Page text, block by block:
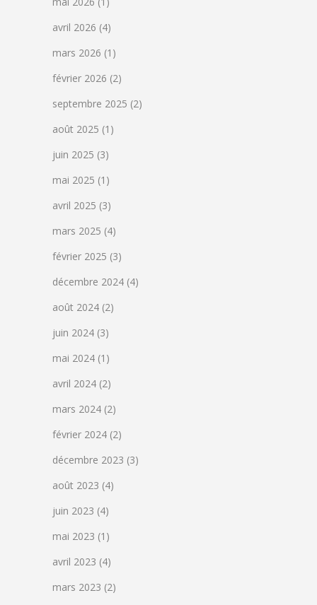
avril 2026 (4)
mars 2026 (1)
février 2026 (2)
septembre 2025 (2)
août 2025 (1)
juin 2025 (3)
mai 2025 (1)
avril 2025 (3)
mars 2025 (4)
février 2025 (3)
décembre 2024 (4)
août 2024 (2)
juin 2024 (3)
mai 2024 (1)
avril 2024 (2)
mars 2024 (2)
février 2024 (2)
décembre 2023 (3)
août 2023 (4)
juin 2023 (4)
mai 2023 (1)
avril 2023 (4)
mars 2023 (2)